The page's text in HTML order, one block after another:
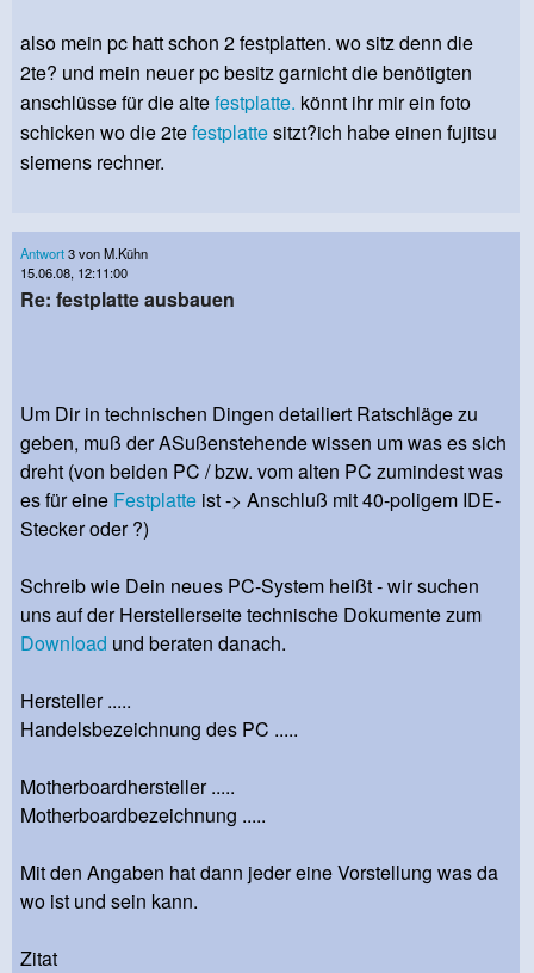
also mein pc hatt schon 2 festplatten. wo sitz denn die
2te? und mein neuer pc besitz garnicht die benötigten
anschlüsse für die altefestplatte. könnt ihr mir ein foto
schicken wo die 2tefestplattesitzt?ich habe einen fujitsu
siemens rechner.
Antwort3 von M.Kühn
15.06.08, 12:11:00
Re: festplatte ausbauen
Um Dir in technischen Dingen detailiert Ratschläge zu
geben, muß der ASußenstehende wissen um was es sich
dreht (von beiden PC / bzw. vom alten PC zumindest was
es für eine Festplatte ist -> Anschluß mit 40-poligem IDE-
Stecker oder ?)
Schreib wie Dein neues PC-System heißt - wir suchen
uns auf der Herstellerseite technische Dokumente zum
Download und beraten danach.
Hersteller .....
Handelsbezeichnung des PC .....
Motherboardhersteller .....
Motherboardbezeichnung .....
Mit den Angaben hat dann jeder eine Vorstellung was da
wo ist und sein kann.
Zitat